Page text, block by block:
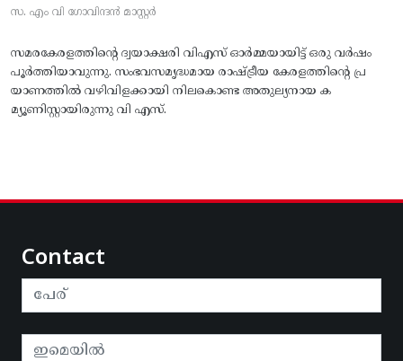
സ. എം വി ഗോവിന്ദൻ മാസ്റ്റർ
സമരകേരളത്തിൻ്റെ ദ്വയാക്ഷരി വിഎസ് ഓർമ്മയായിട്ട് ഒരു വർഷം
പൂർത്തിയാവുന്നു. സംഭവസമൃദ്ധമായ രാഷ്ട്രീയ കേരളത്തിന്റെ പ്ര
യാണത്തിൽ വഴിവിളക്കായി നിലകൊണ്ട അതുല്യനായ ക
മ്യൂണിസ്റ്റായിരുന്നു വി എസ്.
Contact